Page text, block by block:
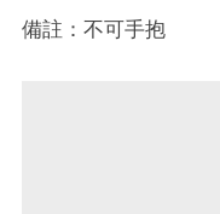
備註：不可手抱